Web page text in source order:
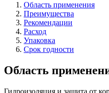
Область применения
Преимущества
Рекомендации
Расход
Упаковка
Срок годности
Область
Гидроизоляция и защита от